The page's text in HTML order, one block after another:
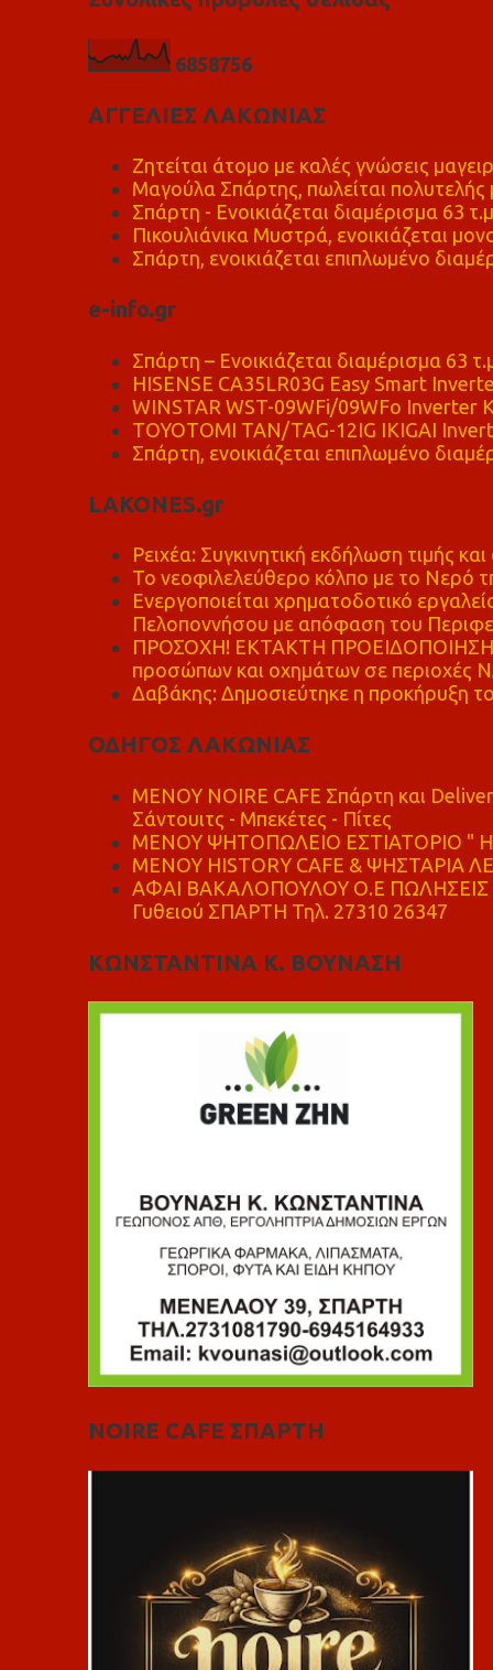
6858756
ΑΓΓΕΛΙΕΣ ΛΑΚΩΝΙΑΣ
Ζητείται άτομο με καλές γνώσεις
Μαγούλα Σπάρτης, πωλείται πολυτελής
Σπάρτη - Ενοικιάζεται διαμέρισμα 63 τ.μ
Πικουλιάνικα Μυστρά, ενοικιάζεται
Σπάρτη, ενοικιάζεται επιπλωμένο
e-info.gr
Σπάρτη – Ενοικιάζεται διαμέρισμα 63
HISENSE CA35LR03G Easy Smart
WINSTAR WST-09WFi/09WFo Inverter
TOYOTOMI TAN/TAG-12IG IKIGAI
Σπάρτη, ενοικιάζεται επιπλωμένο
LAKONES.gr
Ρειχέα: Συγκινητική εκδήλωση τιμής
Το νεοφιλελεύθερο κόλπο με το Νερό
Ενεργοποιείται χρηματοδοτικό
Πελοποννήσου με απόφαση του
ΠΡΟΣΟΧΗ! ΕΚΤΑΚΤΗ ΠΡΟΕΙΔΟΠΟΙΗΣΗ -
προσώπων και οχημάτων σε περιοχές
Δαβάκης: Δημοσιεύτηκε η προκήρυξη
ΟΔΗΓΟΣ ΛΑΚΩΝΙΑΣ
MENOY NOIRE CAFE Σπάρτη και
Σάντουιτς - Μπεκέτες - Πίτες
ΜΕΝΟΥ ΨΗΤΟΠΩΛΕΙΟ ΕΣΤΙΑΤΟΡΙΟ "
ΜΕΝΟΥ HISTORY CAFE & ΨΗΣΤΑΡΙΑ
ΑΦΑΙ ΒΑΚΑΛΟΠΟΥΛΟΥ Ο.Ε ΠΩΛΗΣΕΙΣ
Γυθειού ΣΠΑΡΤΗ Τηλ. 27310 26347
ΚΩΝΣΤΑΝΤΙΝΑ Κ. ΒΟΥΝΑΣΗ
NOIRE CAFE ΣΠΑΡΤΗ